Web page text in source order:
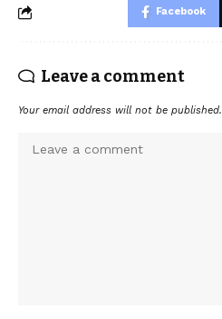
Facebook
Leave a comment
Your email address will not be published.